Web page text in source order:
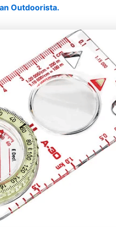
Outdoorista.